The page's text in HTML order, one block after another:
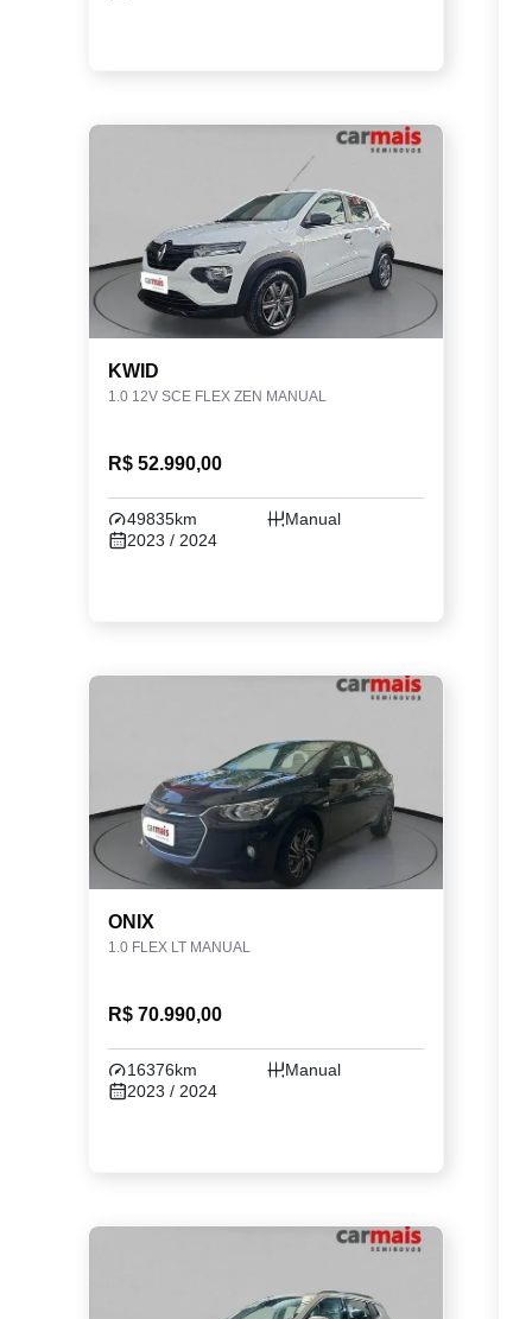
KWID
1.0 12V SCE FLEX ZEN MANUAL
R$ 52.990,00
49835km
Manual
2023 / 2024
ONIX
1.0 FLEX LT MANUAL
R$ 70.990,00
16376km
Manual
2023 / 2024